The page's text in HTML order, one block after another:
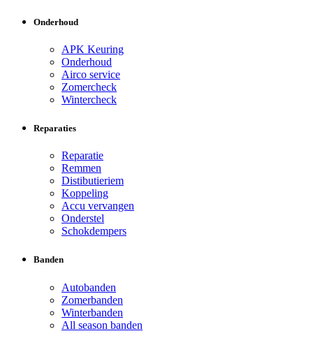
Onderhoud
APK Keuring
Onderhoud
Airco service
Zomercheck
Wintercheck
Reparaties
Reparatie
Remmen
Distibutieriem
Koppeling
Accu vervangen
Onderstel
Schokdempers
Banden
Autobanden
Zomerbanden
Winterbanden
All season banden